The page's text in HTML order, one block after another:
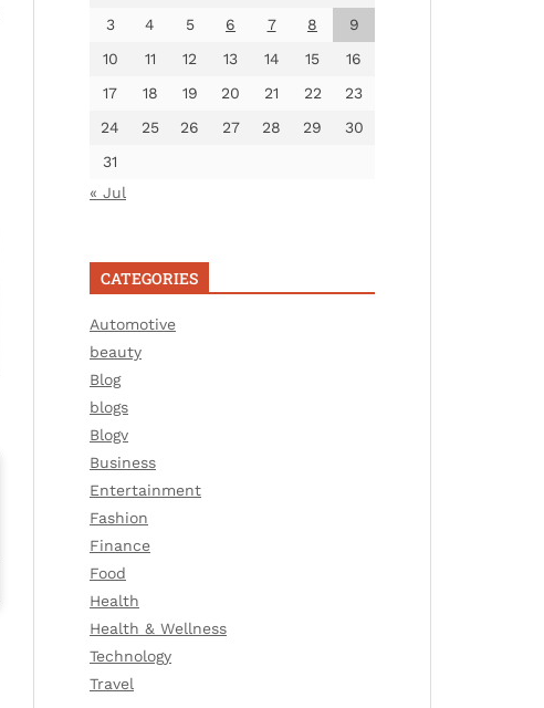
3
4 5 6 7 8
9
10
11 12 13 14 15
16
17
18 19 20 21 22
23
24
25 26 27 28 29
30
31
« Jul
CATEGORIES
Automotive
beauty
Blog
blogs
Blogv
Business
Entertainment
Fashion
Finance
Food
Health
Health & Wellness
Technology
Travel